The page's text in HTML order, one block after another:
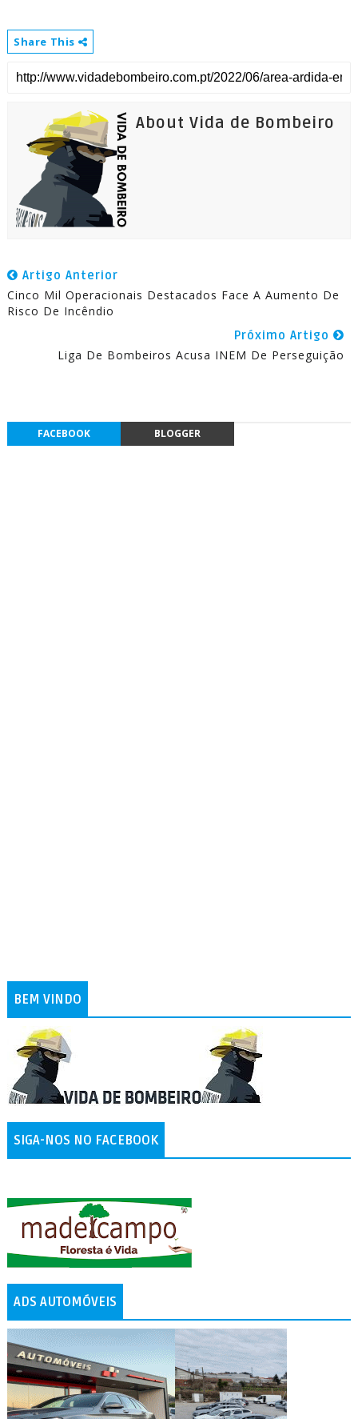
Share This
About Vida de Bombeiro
Artigo Anterior
Cinco Mil Operacionais Destacados Face A Aumento De
Risco De Incêndio
Próximo Artigo
Liga De Bombeiros Acusa INEM De Perseguição
FACEBOOK BLOGGER
BEM VINDO
SIGA-NOS NO FACEBOOK
ADS AUTOMÓVEIS